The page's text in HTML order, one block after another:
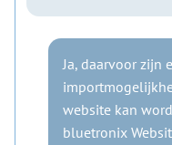
Ja, daarvoor zijn
website kan
bluetronix